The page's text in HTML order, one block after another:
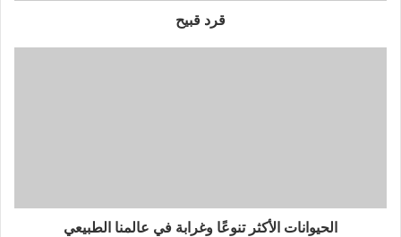
قرد قبيح
الحيوانات الأكثر تنوعًا وغرابة في عالمنا الطبيعي